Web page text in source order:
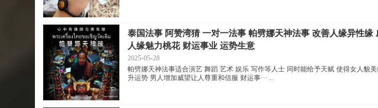
泰国法事 阿赞湾猜 一对一法事 帕劈娜天神法事 改善人缘异性缘
人缘魅力桃花 财运事业 运势生意
2025-05-28
帕劈娜天神法事适合演艺 舞蹈 艺术 娱乐 写作等人士 同时能给予天赋 使得女人貌
升运势 男人增加威望让人尊重和信服 财运事···...